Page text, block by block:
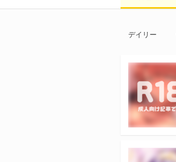
デイリー